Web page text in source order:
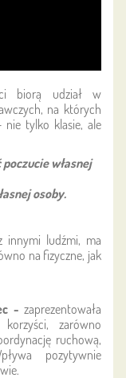
biorą udział w
na których
nie tylko klasie, ale
własnej
osoby.
innymi ludźmi, ma
na fizyczne, jak
- zaprezentowała
zarówno
ruchową,
pozytywnie